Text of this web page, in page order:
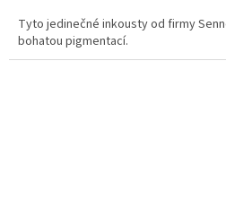
Tyto jedinečné inkousty od firmy
bohatou pigmentací.